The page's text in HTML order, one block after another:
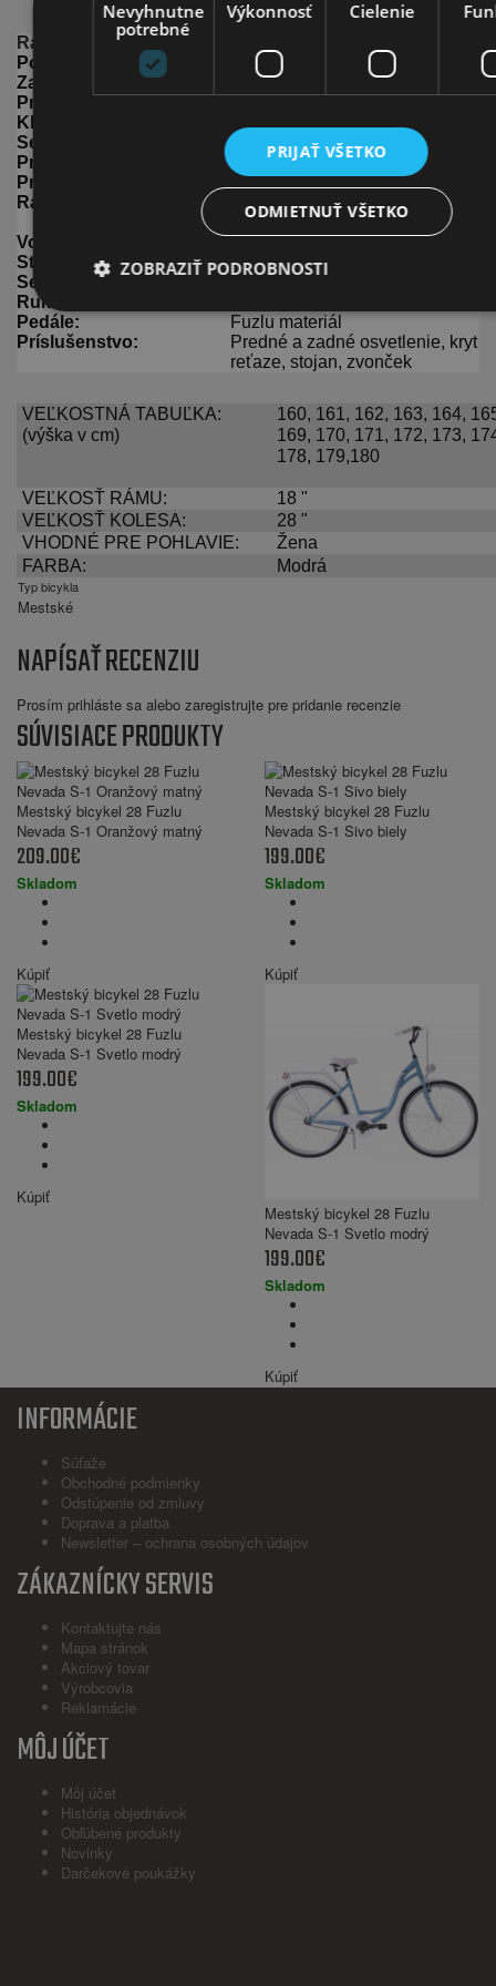
Rám:
Počet prevodov:
Zadná prehadzovačka:
Predná / zadná brzda:
Kľuka:
Sedlo:
Fuzlu gélové pružiny
Predný / zadný náboj:
Oceľ, torpédo
Pneumatiky:
28 x 1,75
Ráfiky
Fuzlu S2 hliník 6061T6
vystužený
Volant:
Fuzlu retro
Stonka:
Oceľ
Sedlovka:
Rukoväte:
Pedále:
Fuzlu materiál
Príslušenstvo:
Predné a zadné osvetlenie, kryt
reťaze, stojan, zvonček
VEĽKOSTNÁ TABUĽKA:
(výška v cm)
160, 161, 162, 163, 164,
169, 170, 171, 172, 173,
178, 179,180
VEĽKOSŤ RÁMU:
18 "
VEĽKOSŤ KOLESA:
28 "
VHODNÉ PRE POHLAVIE:
Žena
FARBA:
Modrá
Typ bicykla
Mestské
NAPÍSAŤ RECENZIU
Prosím prihláste sa alebo zaregistrujte pre pridanie recenzie
SÚVISIACE PRODUKTY
Mestský bicykel 28 Fuzlu
Nevada S-1 Oranžový matný
209.00€
Skladom
Kúpiť
Mestský bicykel 28 Fuzlu
Nevada S-1 Sivo biely
199.00€
Skladom
Kúpiť
Mestský bicykel 28 Fuzlu
Nevada S-1 Svetlo modrý
199.00€
Skladom
Kúpiť
Mestský bicykel 28 Fuzlu
Nevada S-1 Svetlo modrý
199.00€
Skladom
Kúpiť
INFORMÁCIE
Súťaže
Obchodné podmienky
Odstúpenie od zmluvy
Doprava a platba
Newsletter – ochrana osobných údajov
ZÁKAZNÍCKY SERVIS
Kontaktujte nás
Mapa stránok
Akciový tovar
Výrobcovia
Reklamácie
MÔJ ÚČET
Môj účet
História objednávok
Obľúbené produkty
Novinky
Darčekové poukážky
Nevyhnutne
potrebné
Výkonnosť Cielenie
PRIJAŤ VŠETKO
ODMIETNUŤ VŠETKO
ZOBRAZIŤ PODROBNOSTI